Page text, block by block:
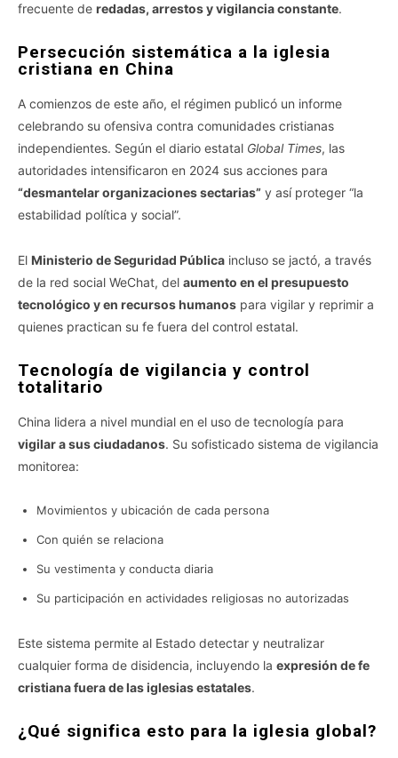
frecuente de redadas, arrestos y vigilancia constante.
Persecución sistemática a la iglesia
cristiana en China
A comienzos de este año, el régimen publicó un informe
celebrando su ofensiva contra comunidades cristianas
independientes. Según el diario estatal Global Times, las
autoridades intensificaron en 2024 sus acciones para
“desmantelar organizaciones sectarias” y así proteger “la
estabilidad política y social”.
El Ministerio de Seguridad Pública incluso se jactó, a través
de la red social WeChat, del aumento en el presupuesto
tecnológico y en recursos humanos para vigilar y reprimir a
quienes practican su fe fuera del control estatal.
Tecnología de vigilancia y control
totalitario
China lidera a nivel mundial en el uso de tecnología para
vigilar a sus ciudadanos. Su sofisticado sistema de vigilancia
monitorea:
Movimientos y ubicación de cada persona
Con quién se relaciona
Su vestimenta y conducta diaria
Su participación en actividades religiosas no autorizadas
Este sistema permite al Estado detectar y neutralizar
cualquier forma de disidencia, incluyendo la expresión de fe
cristiana fuera de las iglesias estatales.
¿Qué significa esto para la iglesia global?